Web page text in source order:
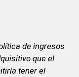
de ingresos
que el
tener el